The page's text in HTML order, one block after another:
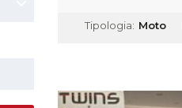
Tipologia: Moto